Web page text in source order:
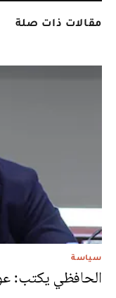
مقالات ذات صلة
سياسة
الحافظي يكتب: